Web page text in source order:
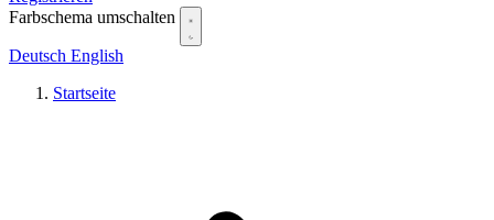
Farbschema umschalten
Deutsch English
Startseite